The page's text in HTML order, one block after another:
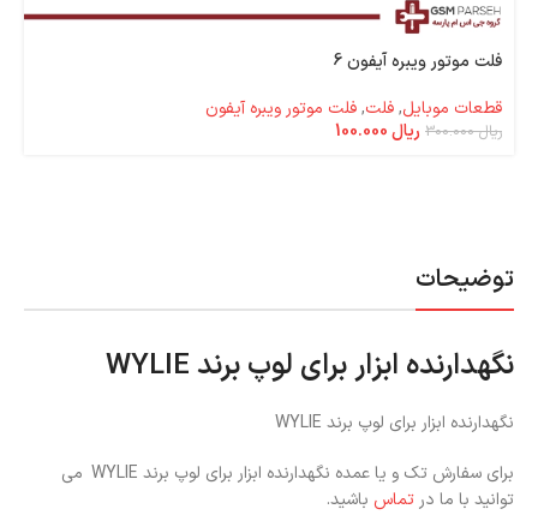
توضیحات
نگهدارنده ابزار برای لوپ برند WYLIE
نگهدارنده ابزار برای لوپ برند WYLIE
برای سفارش تک و یا عمده نگهدارنده ابزار برای لوپ برند WYLIE
می
توانید با ما در تماس باشید.
فلت موتور ویبره آیفون 6
قطعات موبایل,فلت,فلت موتور ویبره آیفون
ریال300.000 ریال